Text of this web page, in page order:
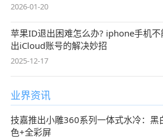
2026-01-20
苹果ID退出困难怎么办? iphone手机不
出iCloud账号的解决妙招
2025-12-17
业界资讯
技嘉推出小雕360系列一体式水冷：黑
色+全彩屏